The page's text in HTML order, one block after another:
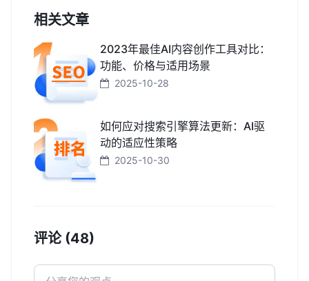
相关文章
2023年最佳AI内容创作工具对比：
功能、价格与适用场景
2025-10-28
如何应对搜索引擎算法更新：AI驱
动的适应性策略
2025-10-30
评论 (48)